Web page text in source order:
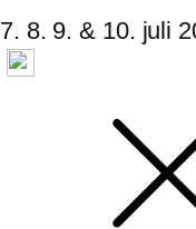
7. 8. 9. & 10. juli